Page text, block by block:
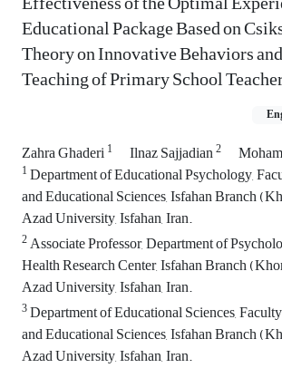
Educational Package Based on
Theory on Innovative Behaviors
Teaching of Primary School
Zahra Ghaderi1 Ilnaz Sajjadian2
1Department of Educational Psychology,
and Educational Sciences, Isfahan Branch
Azad University, Isfahan, Iran.
2Associate Professor, Department of
Health Research Center, Isfahan Branch
Azad University, Isfahan, Iran.
3Department of Educational Sciences,
and Educational Sciences, Isfahan Branch
Azad University, Isfahan, Iran.